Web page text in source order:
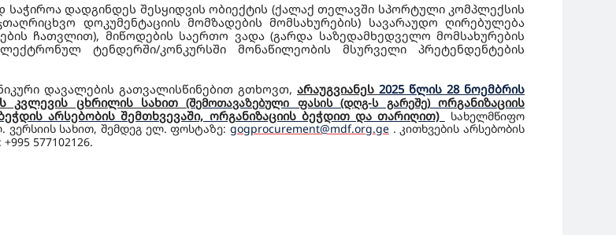
დადგინდეს შესყიდვის ობიექტის (ქალაქ თელავში სპორტული კომპლექსის
დოკუმენტაციის მომზადების მომსახურების) სავარაუდო ღირებულება
ჩათვლით), მიწოდების საერთო ვადა (გარდა საზედამხედველო მომსახურების
ტენდერში/კონკურსში მონაწილეობის მსურველი პრეტენდენტების
დავალების გათვალისწინებით გთხოვთ, არაუგვიანეს 2025 წლის 28 ნოემბრის
კვლევის ცხრილის სახით(შემოთავაზებული ფასის (დღგ-ს გარეშე)ორგანიზაციის
არსებობის შემთხვევაში, ორგანიზაციის ბეჭდით და თარიღით)
სახელმწიფო
ვერსიის სახით, შემდეგ ელ. ფოსტაზე:gogprocurement@mdf.org.ge . კითხვების არსებობის
577102126.